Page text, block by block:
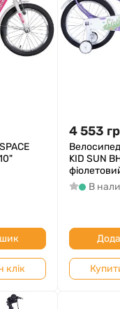
клік
4 553
KID SUN
В